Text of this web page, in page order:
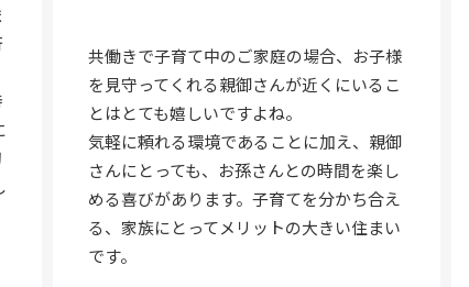
共働きで子育て中のご家庭の場合、お子様
を見守ってくれる親御さんが近くにいるこ
とはとても嬉しいですよね。
気軽に頼れる環境であることに加え、親御
さんにとっても、お孫さんとの時間を楽し
める喜びがあります。子育てを分かち合え
る、家族にとってメリットの大きい住まい
です。